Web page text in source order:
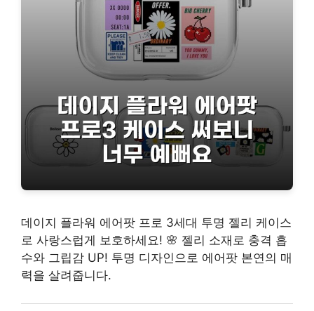
데이지 플라워 에어팟 프로 3세대 투명 젤리 케이스
로 사랑스럽게 보호하세요! 🌸 젤리 소재로 충격 흡
수와 그립감 UP! 투명 디자인으로 에어팟 본연의 매
력을 살려줍니다.